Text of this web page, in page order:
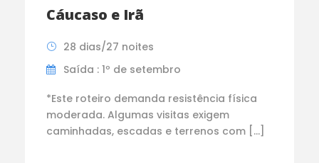
Cáucaso e Irã
28 dias/27 noites
Saída : 1º de setembro
*Este roteiro demanda resistência física
moderada. Algumas visitas exigem
caminhadas, escadas e terrenos com […]